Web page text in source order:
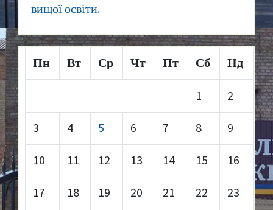
вищої освіти.
Пн Вт Ср Чт Пт Сб Нд
1 2
3 4 5 6 7 8 9
10 11 12 13 14 15 16
17 18 19 20 21 22 23